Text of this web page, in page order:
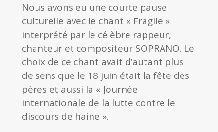
Nous avons eu une courte pause
culturelle avec le chant « Fragile »
interprété par le célèbre rappeur,
chanteur et compositeur SOPRANO. Le
choix de ce chant avait d’autant plus
de sens que le 18 juin était la fête des
pères et aussi la « Journée
internationale de la lutte contre le
discours de haine ».